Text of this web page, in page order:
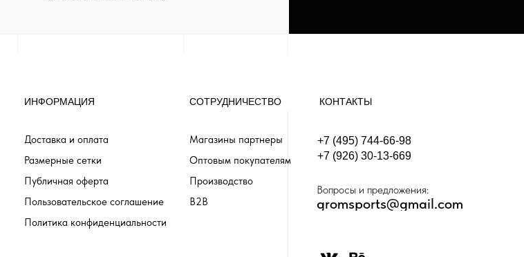
ИНФОРМАЦИЯ
Доставка и оплата
Производство
Размерные сетки
Публичная оферта
Пользовательское соглашение
СОТРУДНИЧЕСТВО
Магазины партнеры
Оптовым покупателям
КОНТАКТЫ
+7 (495) 744-66-98
+7 (926) 30-13-669
gromsports@gmail.com
Вопросы и предложения:
Политика конфиденциальности
B2B